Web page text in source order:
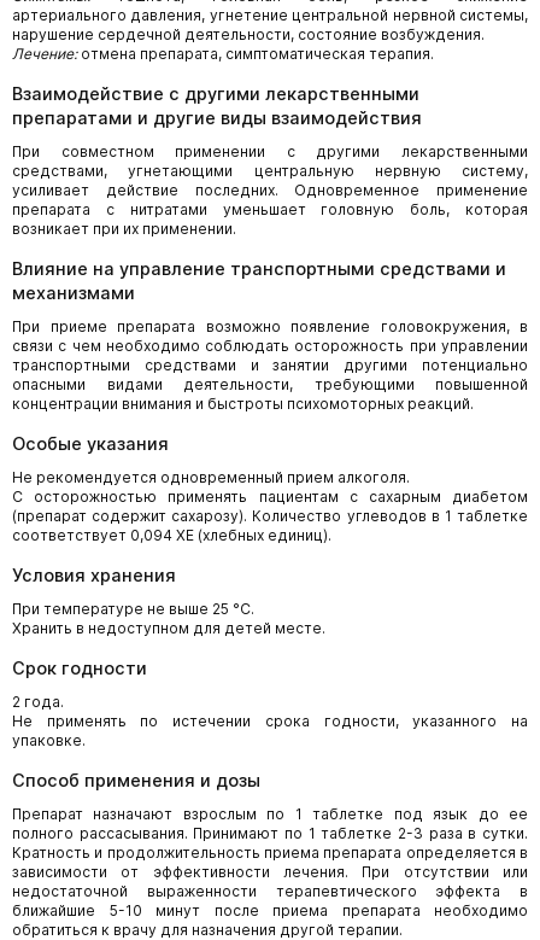
артериального давления, угнетение центральной нервной системы,
нарушение сердечной деятельности, состояние возбуждения.
Лечение:отмена препарата, симптоматическая терапия.
Взаимодействие с другими лекарственными
препаратами и другие виды взаимодействия
При совместном применении с другими лекарственными
средствами, угнетающими центральную нервную систему,
усиливает действие последних. Одновременное применение
препарата с нитратами уменьшает головную боль, которая
возникает при их применении.
Влияние на управление транспортными средствами и
механизмами
При приеме препарата возможно появление головокружения, в
связи с чем необходимо соблюдать осторожность при управлении
транспортными средствами и занятии другими потенциально
опасными видами деятельности, требующими повышенной
концентрации внимания и быстроты психомоторных реакций.
Особые указания
Не рекомендуется одновременный прием алкоголя.
С осторожностью применять пациентам с сахарным диабетом
(препарат содержит сахарозу). Количество углеводов в 1 таблетке
соответствует 0,094 ХЕ (хлебных единиц).
Условия хранения
При температуре не выше 25 °С.
Хранить в недоступном для детей месте.
Срок годности
2 года.
Не применять по истечении срока годности, указанного на
упаковке.
Способ применения и дозы
Препарат назначают взрослым по 1 таблетке под язык до ее
полного рассасывания. Принимают по 1 таблетке 2-3 раза в сутки.
Кратность и продолжительность приема препарата определяется в
зависимости от эффективности лечения. При отсутствии или
недостаточной выраженности терапевтического эффекта в
ближайшие 5-10 минут после приема препарата необходимо
обратиться к врачу для назначения другой терапии.